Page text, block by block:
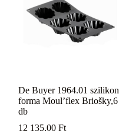
De Buyer 1964.01 szilikon
forma Moul’flex Briošky,6
db
12 135,00Ft